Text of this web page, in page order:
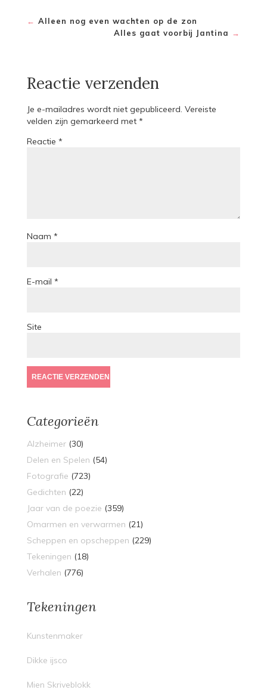
← Alleen nog even wachten op de zon
Alles gaat voorbij Jantina →
Reactie verzenden
Je e-mailadres wordt niet gepubliceerd. Vereiste
velden zijn gemarkeerd met *
Reactie *
Naam *
E-mail *
Site
Categorieën
Alzheimer(30)
Delen en Spelen (54)
Fotografie (723)
Gedichten (22)
Jaar van de poezie (359)
Omarmen en verwarmen (21)
Scheppen en opscheppen (229)
Tekeningen (18)
Verhalen (776)
Tekeningen
Kunstenmaker
Dikke ijsco
Mien Skriveblokk